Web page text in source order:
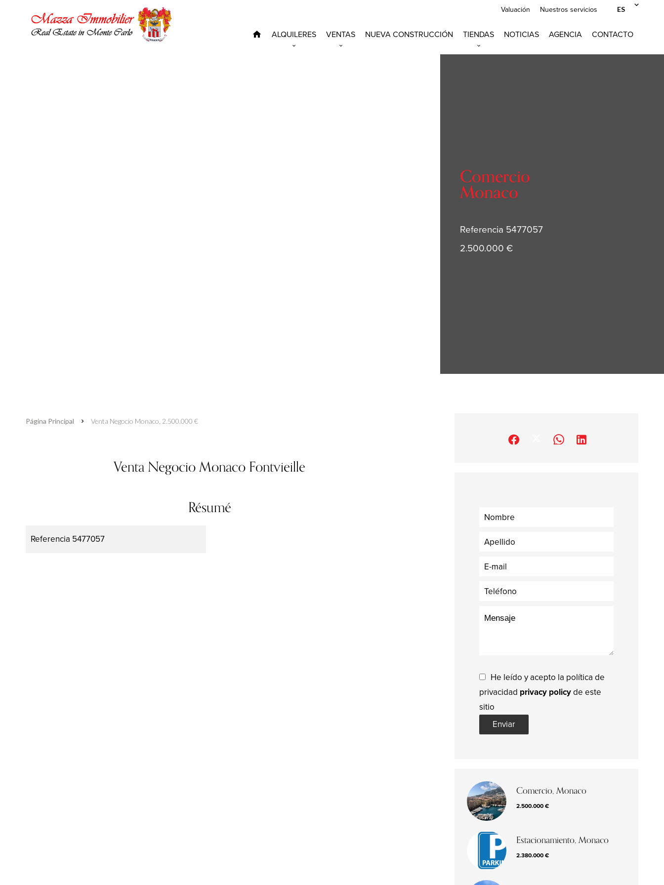
Valuación Nuestros servicios ES
ALQUILERES VENTAS NUEVA CONSTRUCCIÓN TIENDAS NOTICIAS AGENCIA CONTACTO
Comercio
Monaco
Referencia 5477057
2.500.000 €
Página Principal Venta Negocio Monaco, 2.500.000 €
Venta Negocio Monaco Fontvieille
Résumé
Referencia 5477057
He leído y acepto la política de
privacidad privacy policyde este
sitio
Enviar
Comercio, Monaco
2.500.000 €
Estacionamiento, Monaco
2.380.000 €